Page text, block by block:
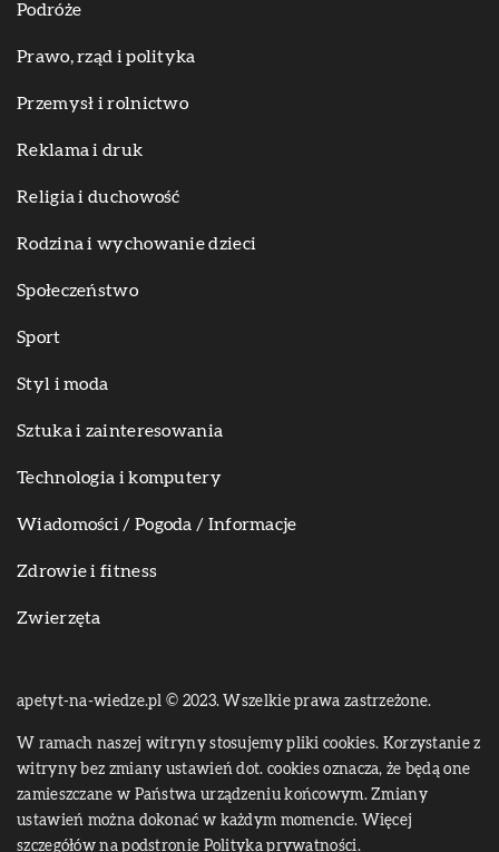
Podróże
Prawo, rząd i polityka
Przemysł i rolnictwo
Reklama i druk
Religia i duchowość
Rodzina i wychowanie dzieci
Społeczeństwo
Sport
Styl i moda
Sztuka i zainteresowania
Technologia i komputery
Wiadomości / Pogoda / Informacje
Zdrowie i fitness
Zwierzęta
apetyt-na-wiedze.pl © 2023. Wszelkie prawa zastrzeżone.
W ramach naszej witryny stosujemy pliki cookies. Korzystanie z
witryny bez zmiany ustawień dot. cookies oznacza, że będą one
zamieszczane w Państwa urządzeniu końcowym. Zmiany
ustawień można dokonać w każdym momencie. Więcej
szczegółów na podstronie Polityka prywatności.